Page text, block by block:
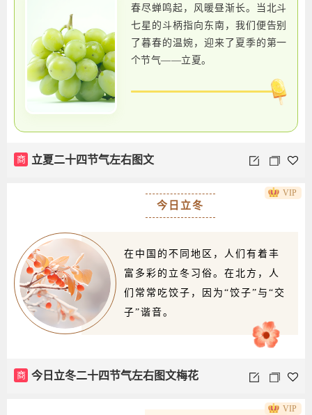
春尽蝉鸣起，风暖昼渐长。当北斗
七星的斗柄指向东南，我们便告别
了暮春的温婉，迎来了夏季的第一
个节气——立夏。
商 立夏二十四节气左右图文
今日立冬
在中国的不同地区，人们有着丰
富多彩的立冬习俗。在北方，人
们常常吃饺子，因为“饺子”与“交
子”谐音。
商 今日立冬二十四节气左右图文梅花
VIP
VIP